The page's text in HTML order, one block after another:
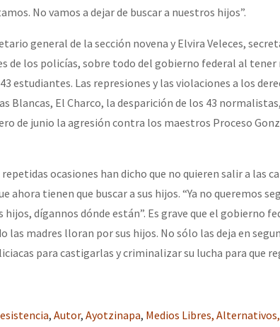
No vamos a dejar de buscar a nuestros hijos”.
general de la sección novena y Elvira Veleces,
de los policías, sobre todo del gobierno federal al tener
estudiantes. Las represiones y las violaciones a los
Blancas, El Charco, la desparición de los 43
de junio la agresión contra los maestros Proceso
repetidas ocasiones han dicho que no quieren salir a las
ahora tienen que buscar a sus hijos. “Ya no queremos
hijos, dígannos dónde están”. Es grave que el gobierno
las madres lloran por sus hijos. No sólo las deja en
para castigarlas y criminalizar su lucha para que
, Autor, Ayotzinapa, Medios Libres,